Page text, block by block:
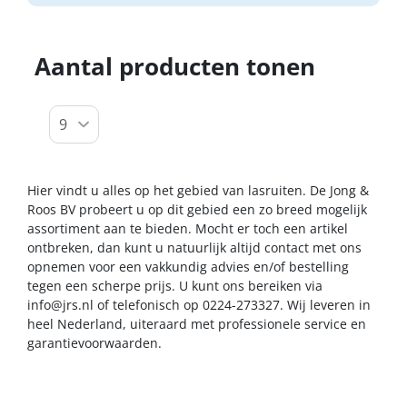
Aantal producten tonen
Hier vindt u alles op het gebied van lasruiten. De Jong &
Roos BV probeert u op dit gebied een zo breed mogelijk
assortiment aan te bieden. Mocht er toch een artikel
ontbreken, dan kunt u natuurlijk altijd contact met ons
opnemen voor een vakkundig advies en/of bestelling
tegen een scherpe prijs. U kunt ons bereiken via
info@jrs.nl of telefonisch op 0224-273327. Wij leveren in
heel Nederland, uiteraard met professionele service en
garantievoorwaarden.